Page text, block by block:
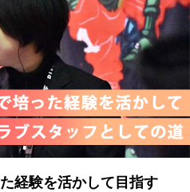
広報
Twitter Facebook
LINE@
稼ぐ Web
部 横断的組織
ムビルディング
経験を活かして目指す